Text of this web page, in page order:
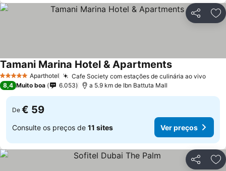
Partilhar
5 Estrelas Aparthotel Cafe Society com estações de culinária ao vivo
Tamani Marina Hotel & Apartments
8,4 Muito boa 6.053 a 5.9 km de Ibn Battuta Mall
De € 59
Consulte os preços de 11 sites Ver preços
Partilhar